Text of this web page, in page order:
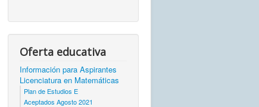
Oferta educativa
Información para Aspirantes
Licenciatura en Matemáticas
Plan de Estudios E
Aceptados Agosto 2021